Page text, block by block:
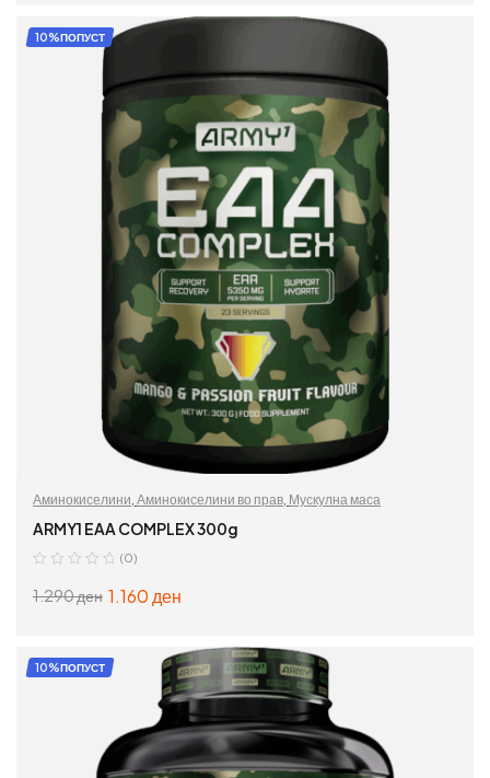
10%ПОПУСТ
Аминокиселини, Аминокиселини во прав, Мускулна маса
ARMY1 EAA COMPLEX 300g
(0)
1.290ден 1.160 ден
ДОДАЈ ВО КОШНИЦА
10%ПОПУСТ